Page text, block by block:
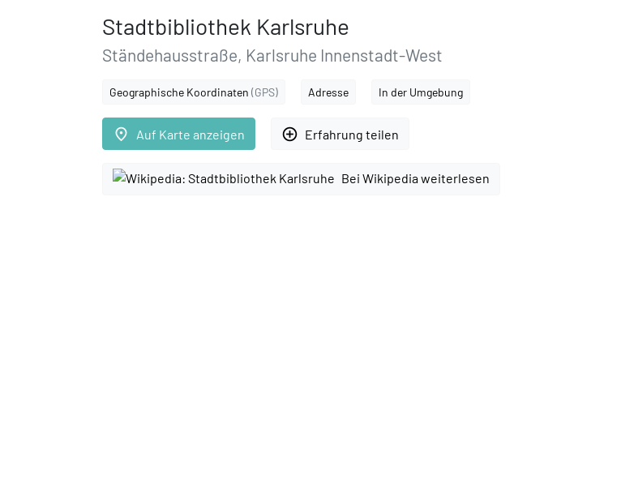
Stadtbibliothek Karlsruhe
Ständehausstraße, Karlsruhe Innenstadt-West
Geographische Koordinaten (GPS) Adresse In der Umgebung
place Auf Karte anzeigen add_circle_outline Erfahrung teilen
Bei Wikipedia weiterlesen